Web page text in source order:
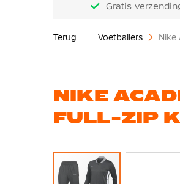
Gratis
Terug Voetballers Nike
NIKE
FULL-ZIP
Ga
naar
het